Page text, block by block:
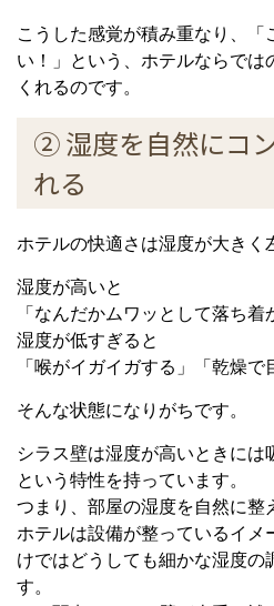
こうした感覚が積み重なり、「
い！」という、ホテルならでは
くれるのです。
② 湿度を自然にコ
れる
ホテルの快適さは湿度が大きく
湿度が高いと
「なんだかムワッとして落ち着
湿度が低すぎると
「喉がイガイガする」「乾燥で
そんな状態になりがちです。
シラス壁は湿度が高いときには
という特性を持っています。
つまり、部屋の湿度を自然に整
ホテルは設備が整っているイメ
けではどうしても細かな湿度の
す。